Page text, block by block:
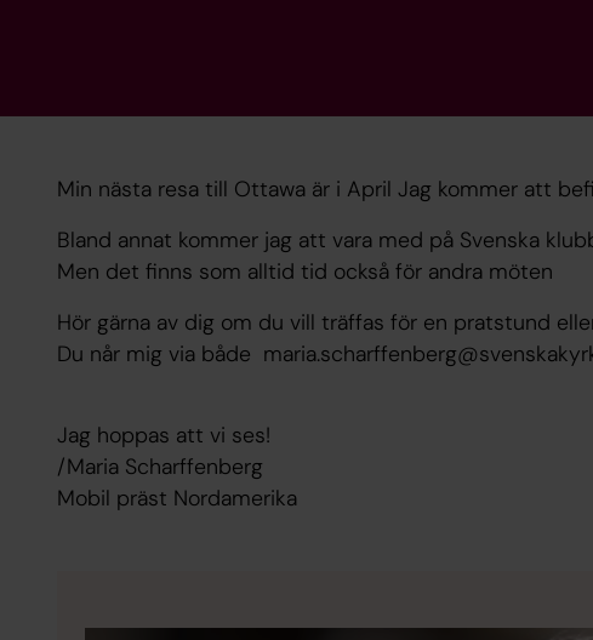
Min nästa resa till Ottawa är i April Jag kommer att
Bland annat kommer jag att vara med på Svenska
Men det finns som alltid tid också för andra möten
Hör gärna av dig om du vill träffas för en pratstund
Du når mig via både
Jag hoppas att vi ses!
/Maria Scharffenberg
Mobil präst Nordamerika